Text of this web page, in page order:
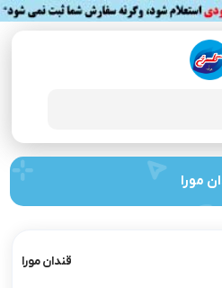
مورا
قندان مورا